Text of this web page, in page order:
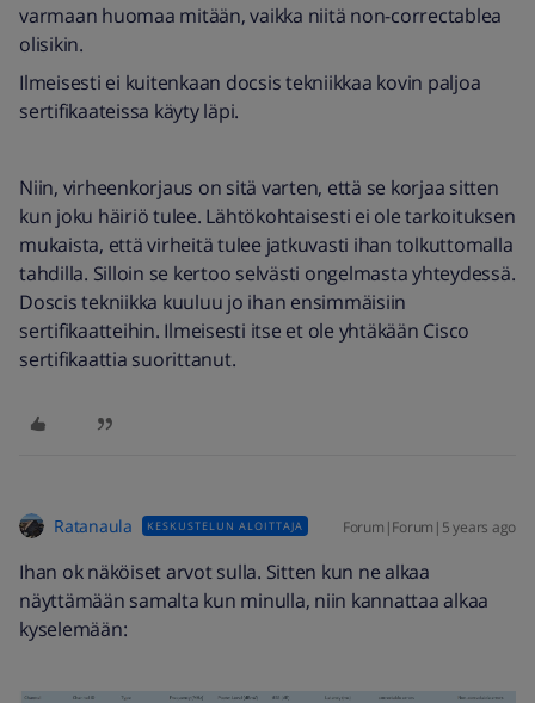
varmaan huomaa mitään, vaikka niitä non-correctablea
olisikin.
Ilmeisesti ei kuitenkaan docsis tekniikkaa kovin paljoa
sertifikaateissa käyty läpi.
Niin, virheenkorjaus on sitä varten, että se korjaa sitten
kun joku häiriö tulee. Lähtökohtaisesti ei ole tarkoituksen
mukaista, että virheitä tulee jatkuvasti ihan tolkuttomalla
tahdilla. Silloin se kertoo selvästi ongelmasta yhteydessä.
Doscis tekniikka kuuluu jo ihan ensimmäisiin
sertifikaatteihin. Ilmeisesti itse et ole yhtäkään Cisco
sertifikaattia suorittanut.
Ratanaula KESKUSTELUN ALOITTAJA Forum|Forum|5 years ago
Ihan ok näköiset arvot sulla. Sitten kun ne alkaa
näyttämään samalta kun minulla, niin kannattaa alkaa
kyselemään: